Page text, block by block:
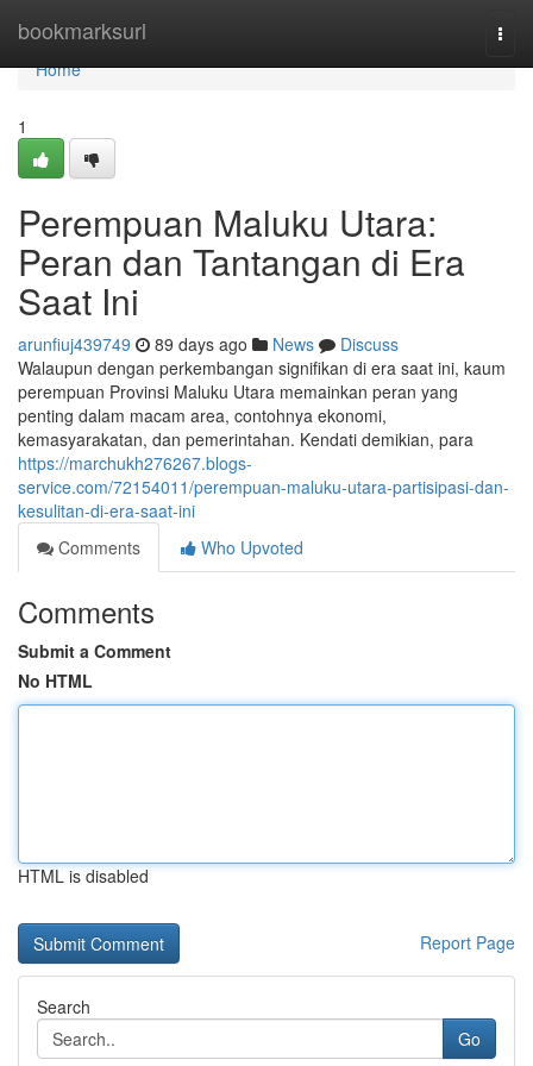
bookmarksurl
Home
Home
1
Perempuan Maluku Utara:
Peran dan Tantangan di Era
Saat Ini
arunfiuj439749 89 days ago News
Discuss
Walaupun dengan perkembangan signifikan di era saat ini, kaum
perempuan Provinsi Maluku Utara memainkan peran yang
penting dalam macam area, contohnya ekonomi,
kemasyarakatan, dan pemerintahan. Kendati demikian, para
https://marchukh276267.blogs-
service.com/72154011/perempuan-maluku-utara-partisipasi-dan-
kesulitan-di-era-saat-ini
Comments
Who Upvoted
Comments
Submit a Comment
No HTML
HTML is disabled
Report Page
Search
Go